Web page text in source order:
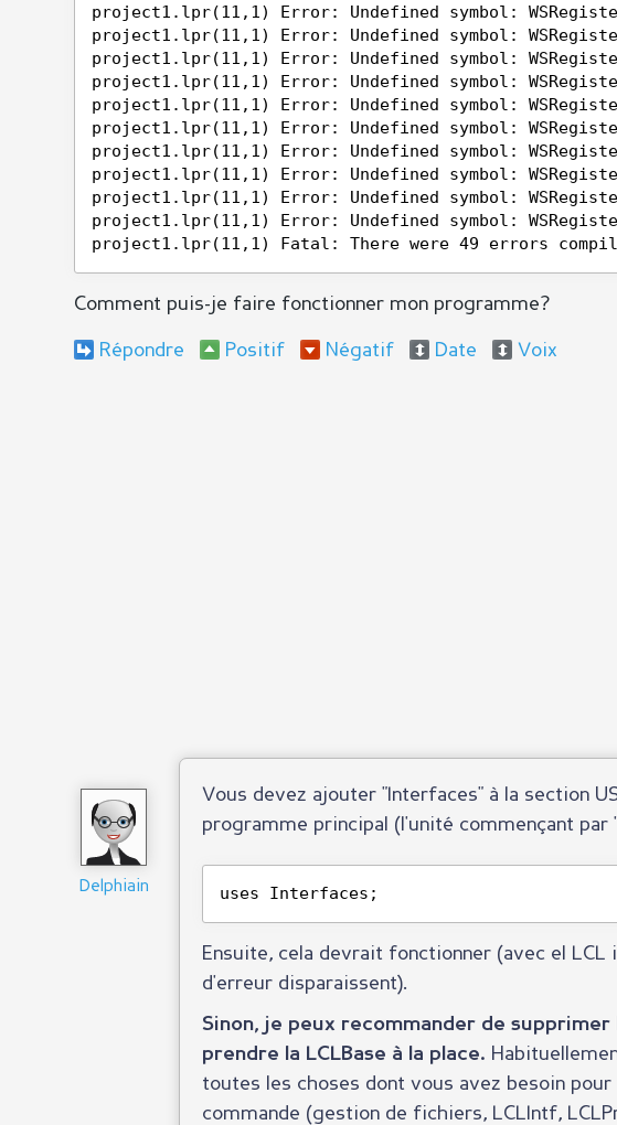
project1.lpr(11,1) Error: Undefined symbol:
project1.lpr(11,1) Error: Undefined symbol:
project1.lpr(11,1) Error: Undefined symbol:
project1.lpr(11,1) Error: Undefined symbol:
project1.lpr(11,1) Error: Undefined symbol:
project1.lpr(11,1) Error: Undefined symbol:
project1.lpr(11,1) Error: Undefined symbol:
project1.lpr(11,1) Error: Undefined symbol:
project1.lpr(11,1) Error: Undefined symbol:
project1.lpr(11,1) Error: Undefined symbol:
project1.lpr(11,1) Fatal: There were 49 errors
Comment puis-je faire fonctionner mon programme?
Répondre Positif Négatif Date Voix
Delphiain
Vous devez ajouter "Interfaces" à la section
programme principal (l'unité commençant par
uses Interfaces;
Ensuite, cela devrait fonctionner (avec el LCL
d'erreur disparaissent).
Sinon, je peux recommander de supprimer
prendre la LCLBase à la place.
toutes les choses dont vous avez besoin
commande (gestion de fichiers, LCLIntf,